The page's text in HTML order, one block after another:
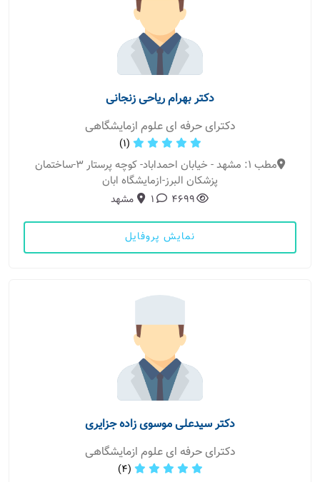
دکتر بهرام ریاحی زنجانی
دکترای حرفه ای علوم ازمایشگاهی
(1)
مطب 1: مشهد - خیابان احمداباد- کوچه پرستار 3-ساختمان
پزشکان البرز-ازمایشگاه ابان
4699
1 مشهد
نمایش پروفایل
دکتر سیدعلی موسوی زاده جزایری
دکترای حرفه ای علوم ازمایشگاهی
(4)